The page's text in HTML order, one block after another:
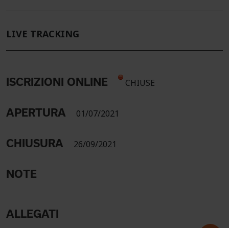
LIVE TRACKING
ISCRIZIONI ONLINE CHIUSE
APERTURA 01/07/2021
CHIUSURA 26/09/2021
NOTE
ALLEGATI